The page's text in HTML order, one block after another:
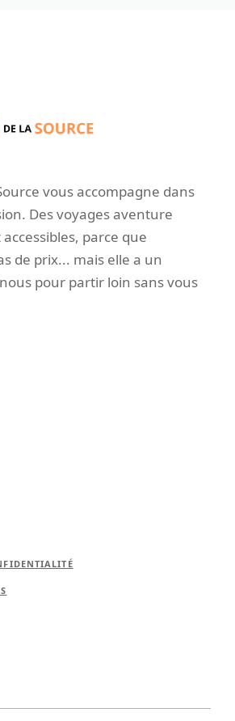
vous accompagne dans
Des voyages aventure
parce que
de prix... mais elle a un
pour partir loin sans vous